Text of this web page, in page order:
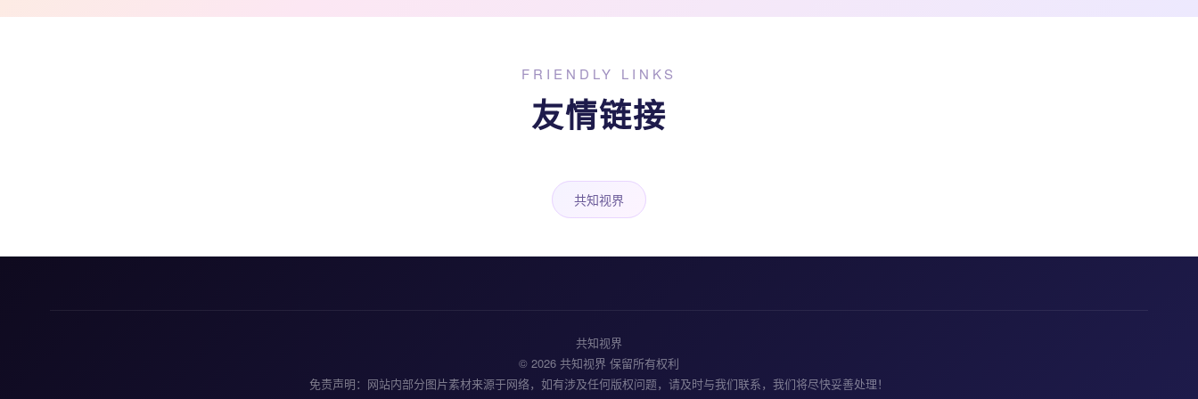
FRIENDLY LINKS
友情链接
共知视界
共知视界
© 2026 共知视界 保留所有权利
免责声明：网站内部分图片素材来源于网络，如有涉及任何版权问题，请及时与我们联系，我们将尽快妥善处理！